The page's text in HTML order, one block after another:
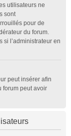
utilisateurs ne
sont
pour de
du forum.
si l’administrateur en
peut insérer afin
forum peut avoir